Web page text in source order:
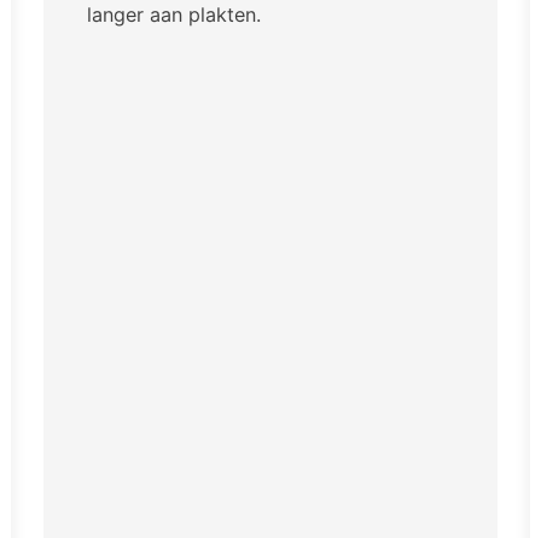
langer aan plakten.